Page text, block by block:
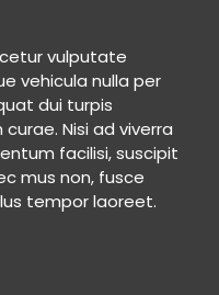
vulputate
vehicula nulla per
dui turpis
Nisi ad viverra
facilisi, suscipit
mus non, fusce
tempor laoreet.